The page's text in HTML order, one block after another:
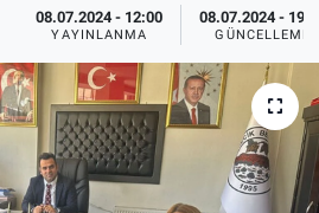
08.07.2024 - 12:00
YAYINLANMA
08.07.2024 -
GÜNCELLEME